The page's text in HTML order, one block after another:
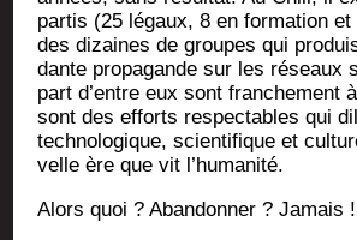
par­tis (25 légaux, 8 en for­ma­tion
des dizaines de groupes qui
dante pro­pa­gande sur les réseaux
part d’entre eux sont fran­che­ment
sont des efforts res­pec­tables qui
tech­no­lo­gique, scien­ti­fique et
velle ère que vit l’humanité.
Alors quoi ? Aban­don­ner ? Jamais !